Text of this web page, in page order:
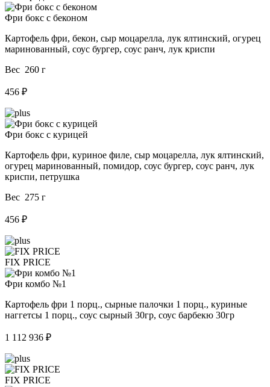
Фри бокс с беконом
Картофель фри, бекон, сыр моцарелла, лук ялтинский, огурец
маринованный, соус бургер, соус ранч, лук криспи
Вес 260 г
456 ₽
Фри бокс с курицей
Картофель фри, куриное филе, сыр моцарелла, лук ялтинский,
огурец маринованный, помидор, соус бургер, соус ранч, лук
криспи, петрушка
Вес 275 г
456 ₽
FIX PRICE
Фри комбо №1
Картофель фри 1 порц., сырные палочки 1 порц., куриные
наггетсы 1 порц., соус сырный 30гр, соус барбекю 30гр
1 112 936 ₽
FIX PRICE